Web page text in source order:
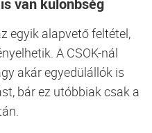
egyik alapvető feltétel,
A CSOK-nál
akár egyedülállók is
bár ez utóbbiak csak a